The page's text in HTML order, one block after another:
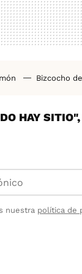
Bizcocho
HAY
nuestra política de